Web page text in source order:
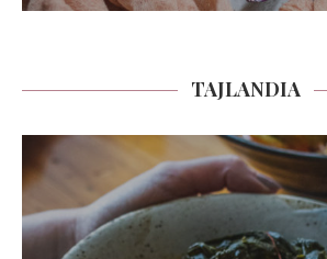
TAJLANDIA